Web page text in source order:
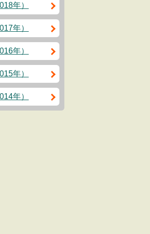
年）
年）
年）
年）
年）